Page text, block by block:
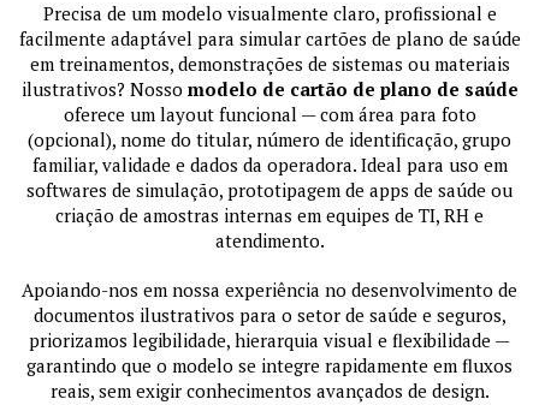
Precisa de um modelo visualmente claro, profissional e
facilmente adaptável para simular cartões de plano de saúde
em treinamentos, demonstrações de sistemas ou materiais
ilustrativos? Nosso modelo de cartão de plano de saúde
oferece um layout funcional — com área para foto
(opcional), nome do titular, número de identificação, grupo
familiar, validade e dados da operadora. Ideal para uso em
softwares de simulação, prototipagem de apps de saúde ou
criação de amostras internas em equipes de TI, RH e
atendimento.
Apoiando-nos em nossa experiência no desenvolvimento de
documentos ilustrativos para o setor de saúde e seguros,
priorizamos legibilidade, hierarquia visual e flexibilidade —
garantindo que o modelo se integre rapidamente em fluxos
reais, sem exigir conhecimentos avançados de design.